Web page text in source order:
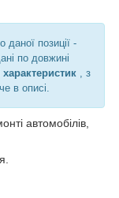
даної позиції -
по довжині
характеристик , з
в описі.
автомобілів,